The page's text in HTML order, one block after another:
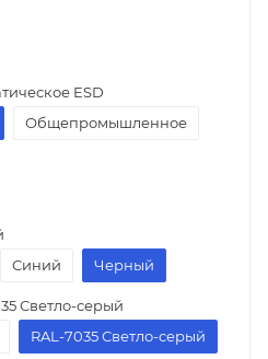
ESD
Общепромышленное
Синий Черный
Светло-серый
RAL-7035 Светло-серый